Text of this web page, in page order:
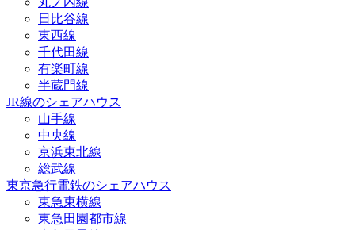
日比谷線
東西線
千代田線
有楽町線
半蔵門線
JR線のシェアハウス
山手線
中央線
京浜東北線
総武線
東京急行電鉄のシェアハウス
東急東横線
東急田園都市線